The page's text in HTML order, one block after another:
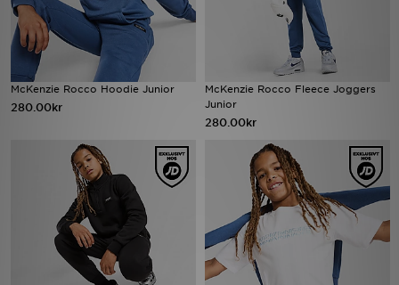
McKenzie Rocco Hoodie Junior
280.00kr
McKenzie Rocco Fleece Joggers
Junior
280.00kr
Kundservice
JD Blogg